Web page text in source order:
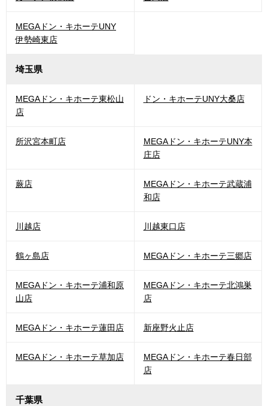
MEGAドン・キホーテUNY
伊勢崎東店
埼玉県
MEGAドン・キホーテ東松山
店
ドン・キホーテUNY大桑店
所沢宮本町店
MEGAドン・キホーテUNY本
庄店
蕨店
MEGAドン・キホーテ武蔵浦
和店
川越店 川越東口店
鶴ヶ島店 MEGAドン・キホーテ三郷店
MEGAドン・キホーテ浦和原
山店
MEGAドン・キホーテ北鴻巣
店
MEGAドン・キホーテ蓮田店 新座野火止店
MEGAドン・キホーテ草加店
MEGAドン・キホーテ春日部
店
千葉県